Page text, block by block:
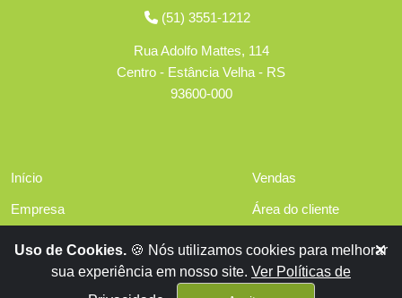
(51) 3551-1212
Rua Adolfo Mattes, 114
Centro - Estância Velha - RS
93600-000
Início
Empresa
Financiamentos
Vendas
Área do cliente
Contato
Uso de Cookies. 🍪 Nós utilizamos cookies para melhorar
sua experiência em nosso site. Ver Políticas de